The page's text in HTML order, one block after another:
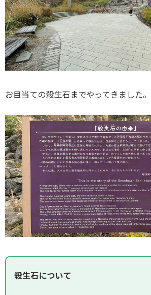
お目当ての殺生石までやってきました。
殺生石について